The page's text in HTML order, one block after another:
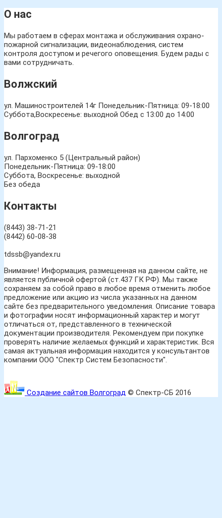
О нас
Мы работаем в сферах монтажа и обслуживания охрано-
пожарной сигнализации, видеонаблюдения, систем
контроля доступом и речегого оповещения. Будем рады с
вами сотрудничать.
Волжский
ул. Машиностроителей 14г Понедельник-Пятница: 09-18:00
Суббота,Воскресенье: выходной Обед с 13:00 до 14:00
Волгоград
ул. Пархоменко 5 (Центральный район)
Понедельник-Пятница: 09-18:00
Суббота, Воскресенье: выходной
Без обеда
Контакты
(8443) 38-71-21
(8442) 60-08-38
tdssb@yandex.ru
Внимание! Информация, размещенная на данном сайте, не
является публичной офертой (ст.437 ГК РФ). Мы также
сохраняем за собой право в любое время отменить любое
предложение или акцию из числа указанных на данном
сайте без предварительного уведомления. Описание товара
и фотографии носят информационный характер и могут
отличаться от, представленного в технической
документации производителя. Рекомендуем при покупке
проверять наличие желаемых функций и характеристик. Вся
самая актуальная информация находится у консультантов
компании ООО "Спектр Систем Безопасности".
Создание сайтов Волгоград © Спектр-СБ 2016